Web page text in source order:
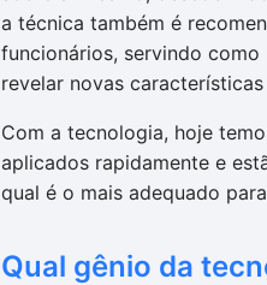
a técnica também é
funcionários, servindo
revelar novas
Com a tecnologia, hoje
aplicados rapidamente e
qual é o mais adequado
Qual gênio da